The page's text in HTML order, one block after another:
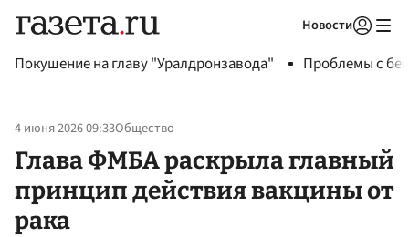
Новости
Покушение на главу "Уралдронзавода" Проблемы с
4 июня 2026 09:33Общество
Глава ФМБА раскрыла главный
принцип действия вакцины от
рака